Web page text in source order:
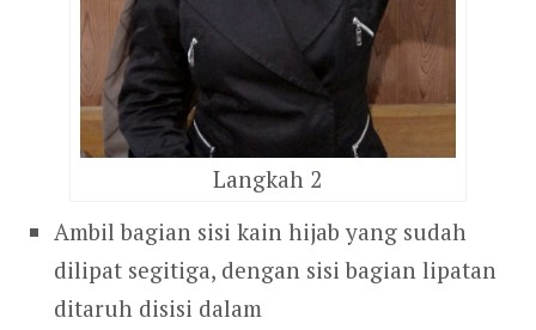
Langkah 2
Ambil bagian sisi kain hijab yang sudah
dilipat segitiga, dengan sisi bagian lipatan
ditaruh disisi dalam